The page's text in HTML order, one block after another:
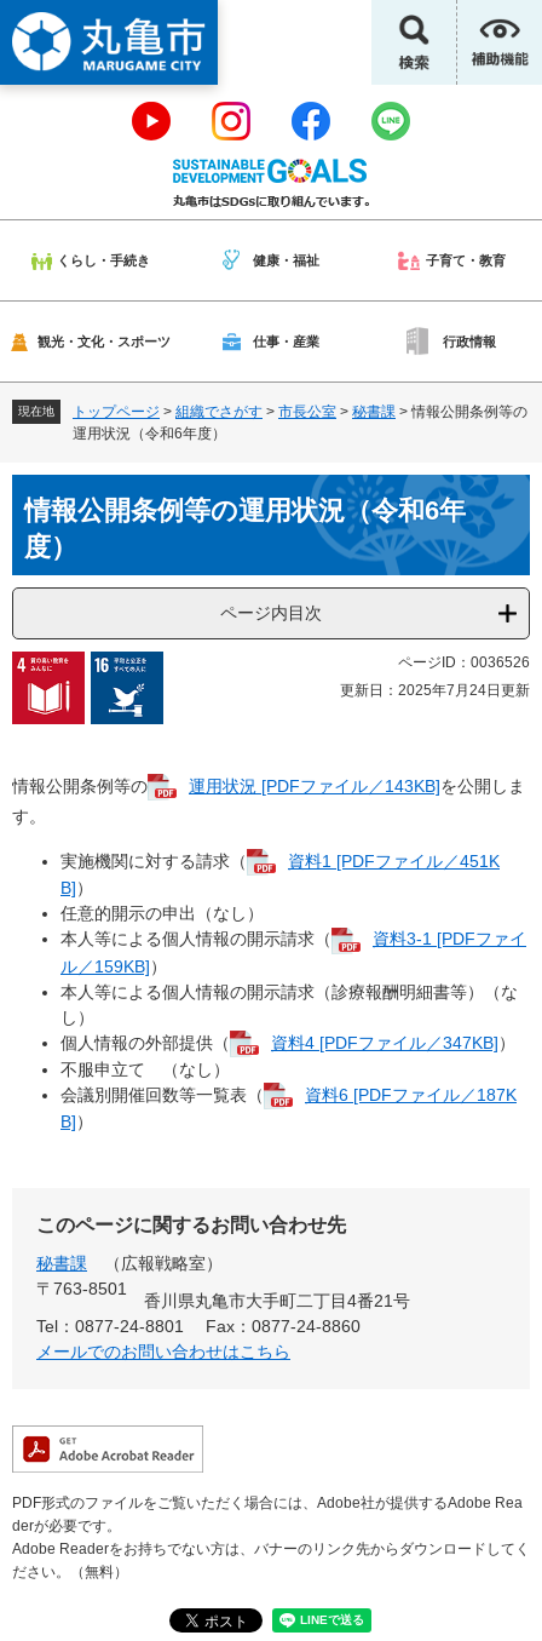
ー
ジ
の
。
ニ
ュ
ー
て
くらし・手続き 健康・福祉 子育て・教育
観光・文化・スポーツ 仕事・産業 行政情報
現在地 トップページ > 組織でさがす > 市長公室 > 秘書課 >情報公開条例等の
運用状況（令和6年度）
文情報公開条例等の運用状況（令和6年
度）
ページ内目次
ページID：0036526
更新日：2025年7月24日更新
情報公開条例等の 運用状況 [PDFファイル／143KB]を公開しま
す。
実施機関に対する請求（
資料1 [PDFファイル／451K
B]）
任意的開示の申出（なし）
本人等による個人情報の開示請求（
資料3-1 [PDFファイ
ル／159KB]）
本人等による個人情報の開示請求（診療報酬明細書等）（な
し）
個人情報の外部提供（
資料4 [PDFファイル／347KB]）
不服申立て （なし）
会議別開催回数等一覧表（
資料6 [PDFファイル／187K
B]）
このページに関するお問い合わせ先
秘書課
広報戦略室
〒763-8501
香川県丸亀市大手町二丁目4番21号
Tel：0877-24-8801
Fax：0877-24-8860
メールでのお問い合わせはこちら
PDF形式のファイルをご覧いただく場合には、Adobe社が提供するAdobe Rea
derが必要です。
Adobe Readerをお持ちでない方は、バナーのリンク先からダウンロードしてく
ださい。（無料）